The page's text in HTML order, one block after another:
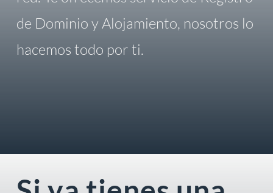
de Dominio y Alojamiento, nosotros lo
hacemos todo por ti.